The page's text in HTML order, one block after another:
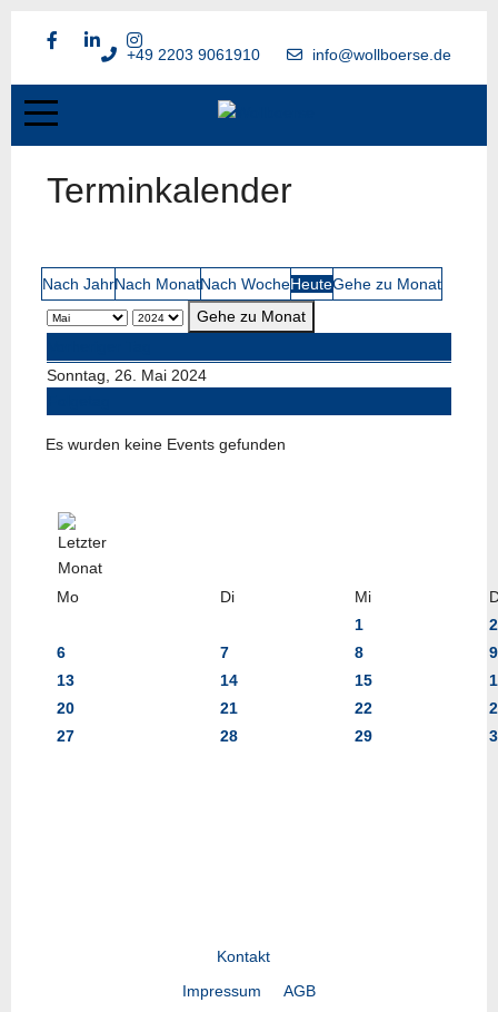
+49 2203 9061910 info@wollboerse.de
Terminkalender
Nach JahrNach MonatNach WocheHeuteGehe zu Monat
Gehe zu Monat
Sonntag, 26. Mai 2024
Es wurden keine Events gefunden
Mo Di Mi
1
2
6
7 8
9
13
14 15
20
21 22
27
28 29
Kontakt
Impressum
AGB